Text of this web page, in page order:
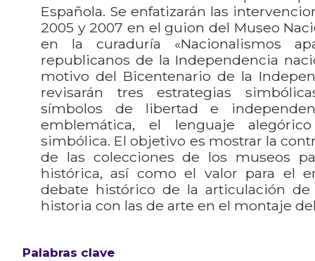
Española. Se enfatizarán las
2005 y 2007 en el guion del Museo
en la curaduría «Nacionalismos
republicanos de la Independencia
motivo del Bicentenario de la
revisarán tres estrategias
símbolos de libertad e
emblemática, el lenguaje
simbólica. El objetivo es mostrar la
de las colecciones de los museos
histórica, así como el valor para el
debate histórico de la articulación de
historia con las de arte en el montaje
Palabras clave